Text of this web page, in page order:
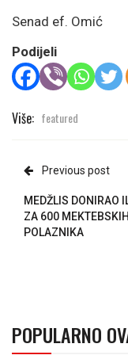
Senad ef. Omić
Podijeli
Više: featured
Previous post
MEDŽLIS DONIRAO
ZA 600 MEKTEBSKIH
POLAZNIKA
POPULARNO